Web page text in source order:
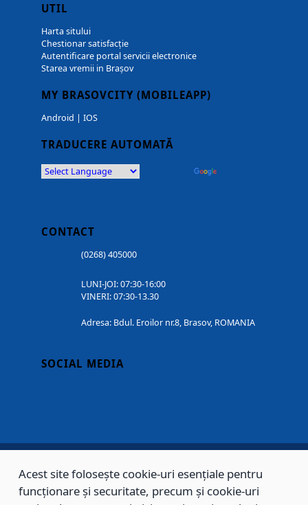
UTIL
Harta sitului
Chestionar satisfacție
Autentificare portal servicii electronice
Starea vremii in Brașov
MY BRASOVCITY (MOBILEAPP)
Android | IOS
TRADUCERE AUTOMATĂ
CONTACT
(0268) 405000
LUNI-JOI: 07:30-16:00
VINERI: 07:30-13.30
Adresa: Bdul. Eroilor nr.8, Brasov, ROMANIA
SOCIAL MEDIA
Copyright © 2002 - 2026 - PRIMĂRIA MUNICIPIULUI BRAȘOV, toate drepturile
Acest site folosește cookie-uri esențiale pentru
funcționare și securitate, precum și cookie-uri